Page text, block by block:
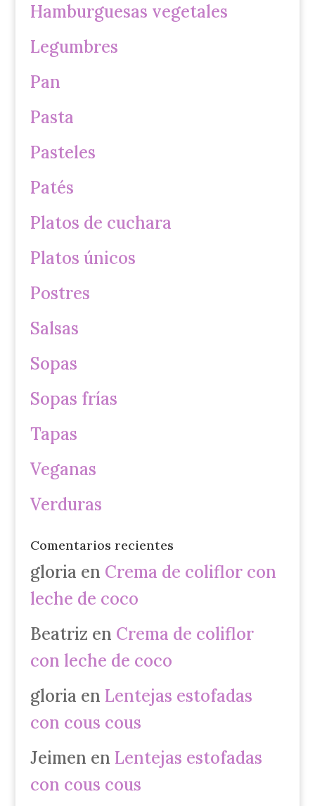
Hamburguesas vegetales
Legumbres
Pan
Pasta
Pasteles
Patés
Platos de cuchara
Platos únicos
Postres
Salsas
Sopas
Sopas frías
Tapas
Veganas
Verduras
Comentarios recientes
gloria en Crema de coliflor con
leche de coco
Beatriz en Crema de coliflor
con leche de coco
gloria en Lentejas estofadas
con cous cous
Jeimen en Lentejas estofadas
con cous cous